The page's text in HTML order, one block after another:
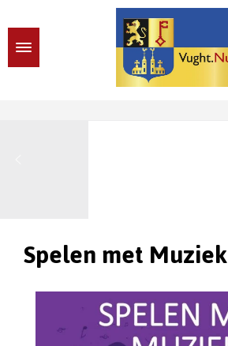
Spelen met Muziek